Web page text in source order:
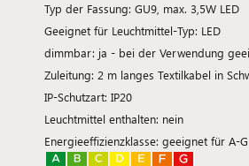
Typ der Fassung: GU9, max. 3,5W LED
Geeignet für Leuchtmittel-Typ: LED
dimmbar: ja - bei der Verwendung
Zuleitung: 2 m langes Textilkabel in
IP-Schutzart: IP20
Leuchtmittel enthalten: nein
Energieeffizienzklasse: geeignet für A-G